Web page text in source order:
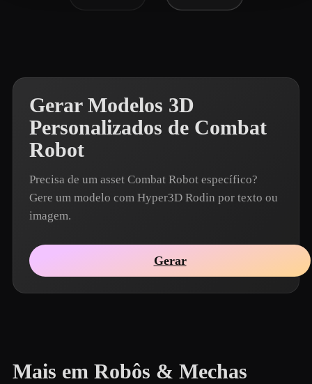
Gerar Modelos 3D
Personalizados de Combat
Robot
Precisa de um asset Combat Robot específico?
Gere um modelo com Hyper3D Rodin por texto ou
imagem.
Gerar
Mais em Robôs & Mechas